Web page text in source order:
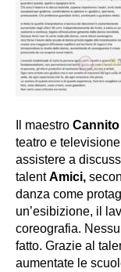
Il maestro Cannito
teatro e
assistere a
talentAmici,
danza come
un’esibizione, il
coreografia.
fatto. Grazie al
aumentate le